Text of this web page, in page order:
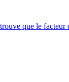
que le facteur